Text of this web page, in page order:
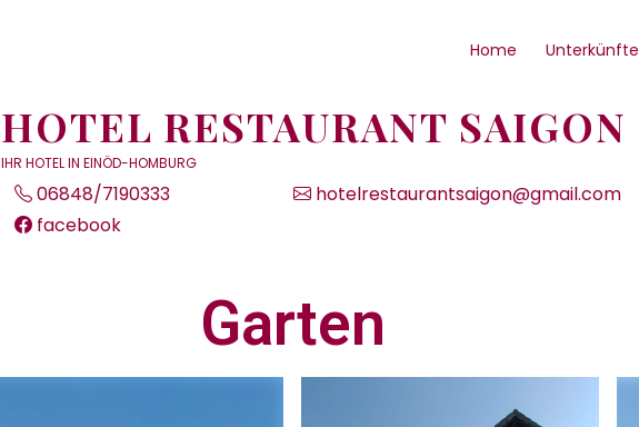
Home Unterkünfte
HOTEL RESTAURANT SAIGON
IHR HOTEL IN EINÖD-HOMBURG
06848/7190333
hotelrestaurantsaigon@gmail.com
facebook
Garten